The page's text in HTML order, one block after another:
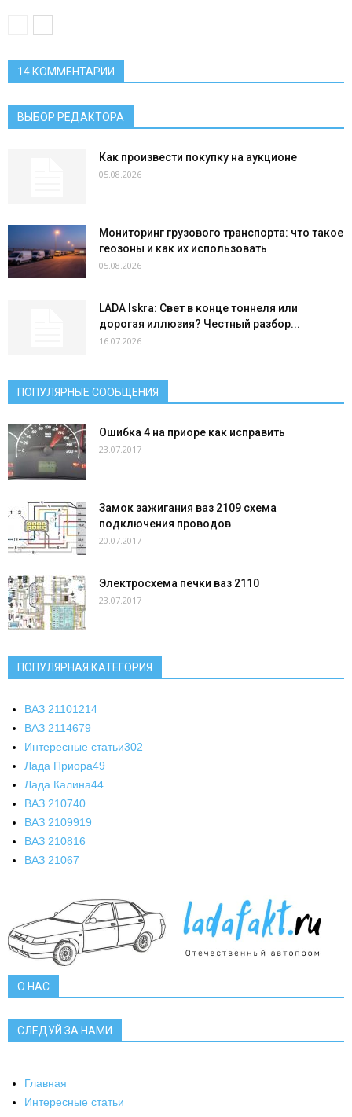
14 КОММЕНТАРИИ
ВЫБОР РЕДАКТОРА
Как произвести покупку на аукционе
05.08.2026
Мониторинг грузового транспорта: что такое
геозоны и как их использовать
05.08.2026
LADA Iskra: Свет в конце тоннеля или
дорогая иллюзия? Честный разбор...
16.07.2026
ПОПУЛЯРНЫЕ СООБЩЕНИЯ
Ошибка 4 на приоре как исправить
23.07.2017
Замок зажигания ваз 2109 схема
подключения проводов
20.07.2017
Электросхема печки ваз 2110
23.07.2017
ПОПУЛЯРНАЯ КАТЕГОРИЯ
ВАЗ 21101214
ВАЗ 2114679
Интересные статьи302
Лада Приора49
Лада Калина44
ВАЗ 210740
ВАЗ 2109919
ВАЗ 210816
ВАЗ 21067
О НАС
СЛЕДУЙ ЗА НАМИ
Главная
Интересные статьи